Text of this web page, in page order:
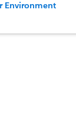
Environment